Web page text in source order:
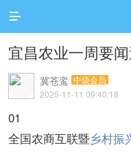

宜昌农业一周要
冀苍鸾 中级会员
2025-11-11 09:40:18
01
全国农商互联暨乡村振